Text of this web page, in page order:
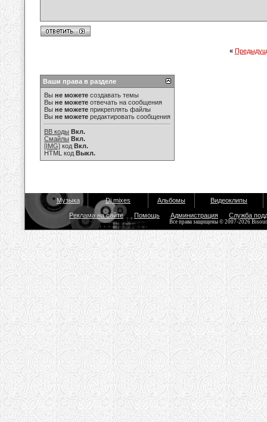
«
Ваши права в разделе
Вы не можете создавать темы
Вы не можете отвечать на сообщения
Вы не можете прикреплять файлы
Вы не можете редактировать сообщения
BB коды Вкл.
Смайлы Вкл.
[IMG] код Вкл.
HTML код Выкл.
Музыка Dj mixes Альбомы Видеоклипы
Реклама на сайте Помощь Администрация Служба
Все права защищены © 2007-2026